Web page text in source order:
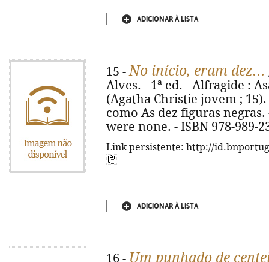
ADICIONAR À LISTA
15 -No início, eram dez...
Alves. - 1ª ed. - Alfragide :
(Agatha Christie jovem ;
como As dez figuras
were none. - ISBN 978-989-
Link persistente: http://
ADICIONAR À LISTA
16 - Um punhado de